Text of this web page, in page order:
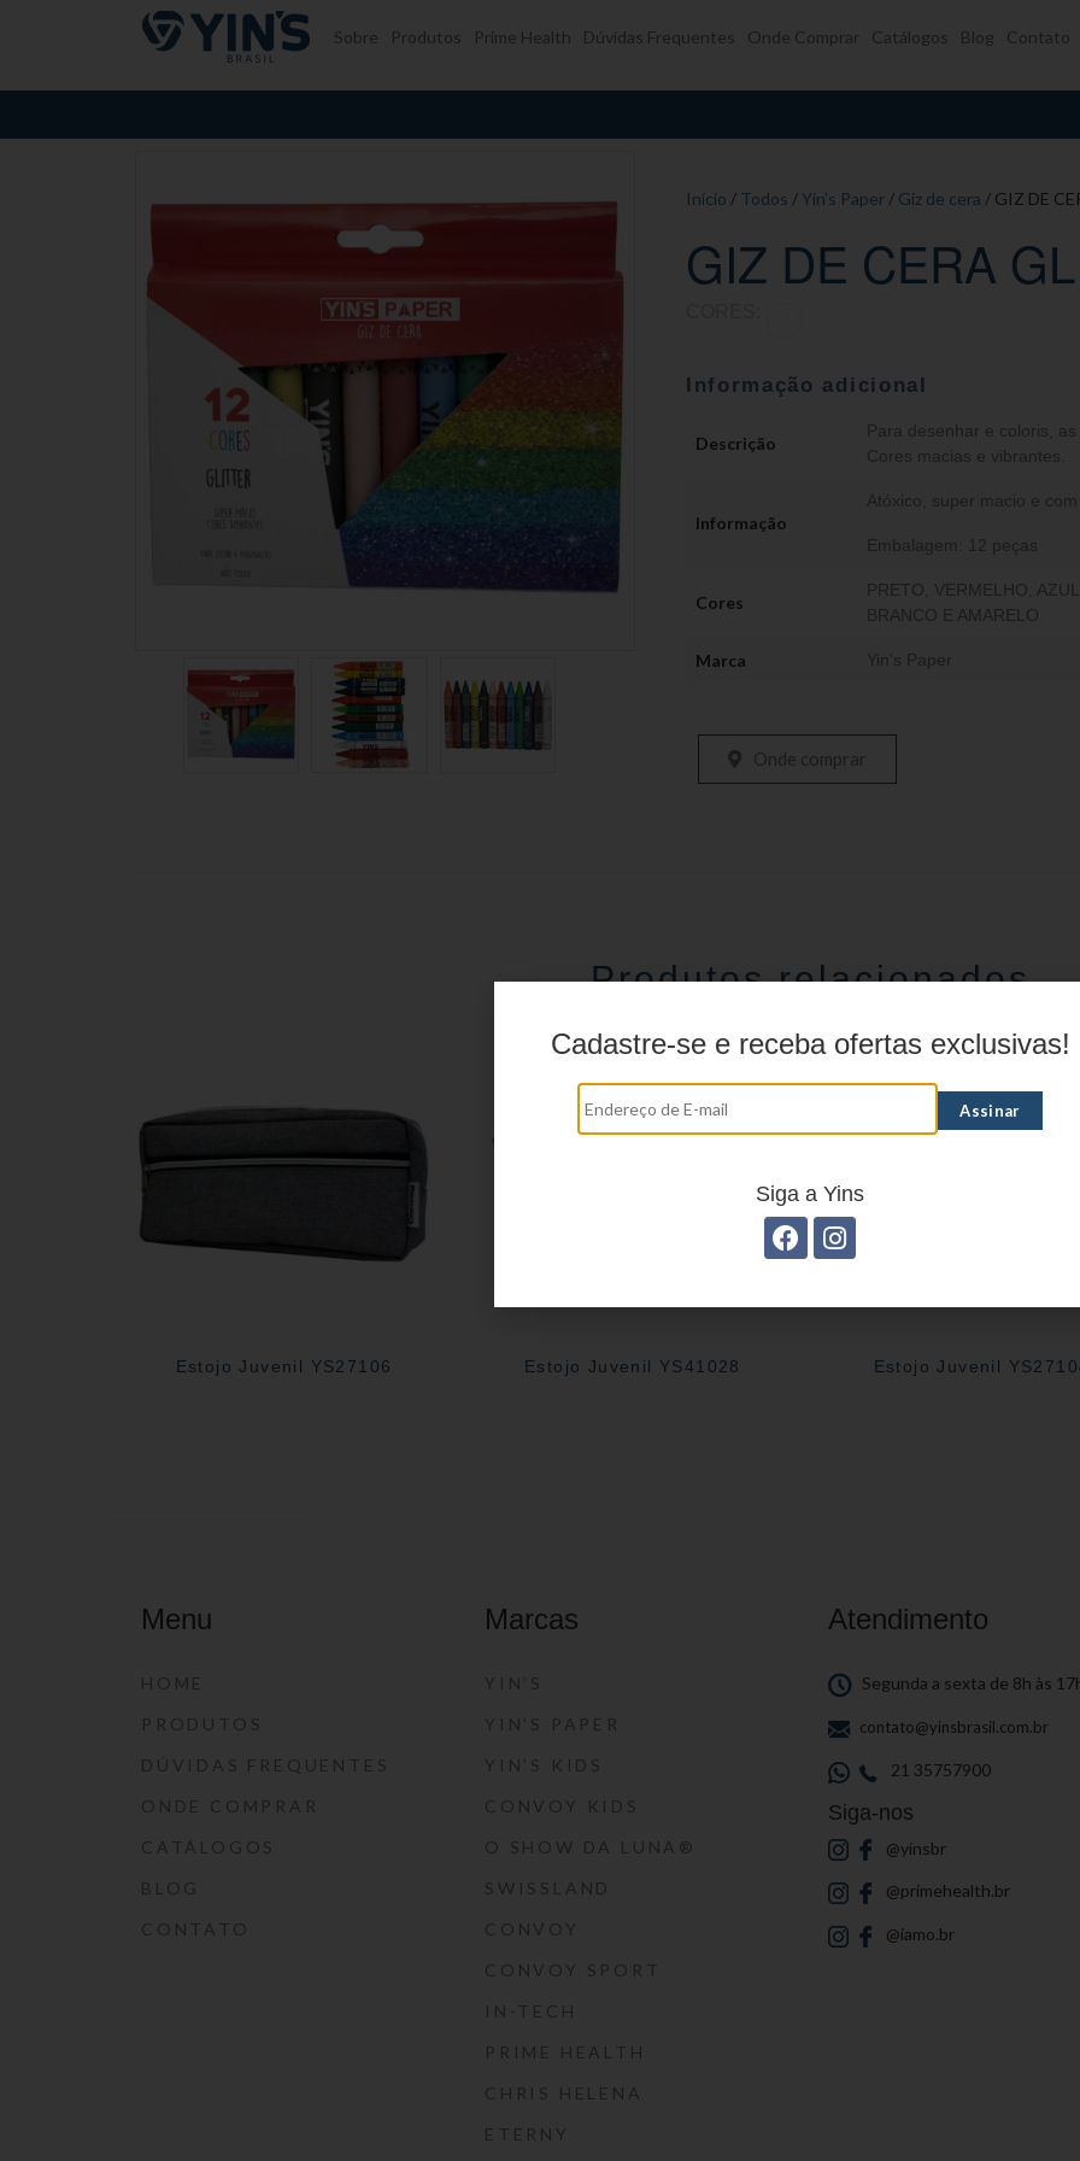
Pular para o conteúdo Sobre Produtos Prime Health Dúvidas Frequentes Onde Comprar Catálogos Blog Contato
Início / Todos /Yin's Paper / Giz de cera / GIZ DE
GIZ DE CERA
Informação adicional
Descrição
Para desenhar e coloris,
Cores macias e vibrantes.
Informação
Atóxico, super macio e com
Embalagem: 12 peças
Cores
PRETO, VERMELHO,
BRANCO E AMARELO
Marca Yin's Paper
Onde comprar
Produtos relacionados
Estojo Juvenil YS27106 Estojo Juvenil YS41028 Estojo Juvenil
Menu
HOME
PRODUTOS
DÚVIDAS FREQUENTES
ONDE COMPRAR
CATÁLOGOS
BLOG
CONTATO
Marcas
YIN’S
YIN’S PAPER
YIN’S KIDS
CONVOY KIDS
O SHOW DA LUNA®
SWISSLAND
CONVOY
CONVOY SPORT
IN-TECH
PRIME HEALTH
CHRIS HELENA
ETERNY
Atendimento
Segunda a sexta de 8h às
contato@yinsbrasil.com.br
21 35757900
Siga-nos
@yinsbr
@primehealth.br
@iamo.br
Cadastre-se e receba ofertas exclusivas!
Siga a Yins